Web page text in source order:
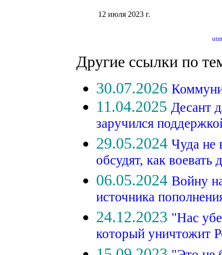
12 июля 2023 г.
Другие ссылки по
30.07.2026
11.04.2025 Десант
заручился
29.05.2024 Чуда не
обсудят, как
06.05.2024 Войну
источника
24.12.2023 "Нас
который уничтожит